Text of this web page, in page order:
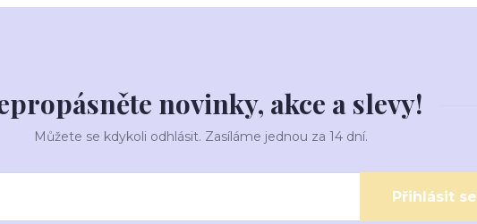
novinky, akce a slevy!
Můžete se kdykoli odhlásit. Zasíláme jednou za 14 dní.
Přihlásit se